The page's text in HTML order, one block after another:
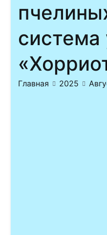
система
Главная 2025